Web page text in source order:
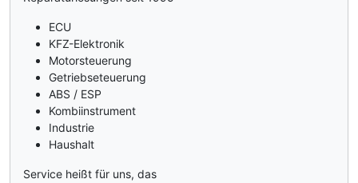
ECU
KFZ-Elektronik
Motorsteuerung
Getriebseteuerung
ABS / ESP
Kombiinstrument
Industrie
Haushalt
Service heißt für uns, das